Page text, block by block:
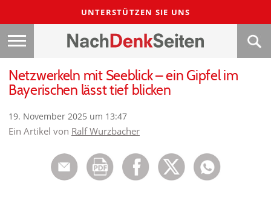
UNTERSTÜTZEN SIE UNS
Netzwerkeln mit Seeblick – ein Gipfel im
Bayerischen lässt tief blicken
19. November 2025 um 13:47
Ein Artikel von Ralf Wurzbacher